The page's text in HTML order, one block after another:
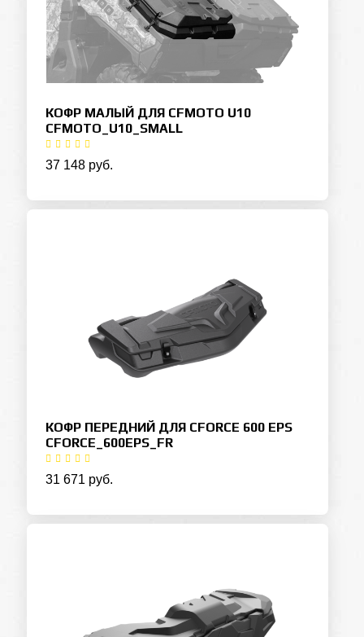
КОФР МАЛЫЙ ДЛЯ CFMOTO U10
CFMOTO_U10_SMALL
37 148 руб.
КОФР ПЕРЕДНИЙ ДЛЯ CFORCE 600 EPS
CFORCE_600EPS_FR
31 671 руб.